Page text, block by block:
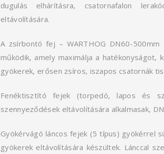
dugulás elhárításra, csatornafalon
eltávolítására.
A zsírbontó fej – WARTHOG DN60-
működik, amely maximálja a
gyökerek, erősen zsíros, iszapos csatornák
Fenéktisztító fejek (torpedó, lapos és
szennyeződések eltávolítására alkalmasak,
Gyökérvágó láncos fejek (5 típus) gyökérrel
gyökerek eltávolítására készültek. Lánccal